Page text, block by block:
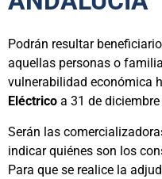
Podrán resultar
aquellas personas o
vulnerabilidad económica
Eléctrico a 31 de
Serán las
indicar quiénes son los
Para que se realice la